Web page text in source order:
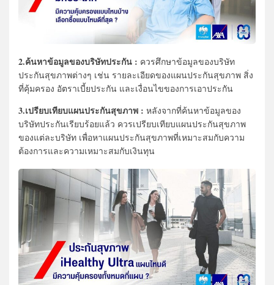
2.ค้นหาข้อมูลของบริษัทประกัน : ควรศึกษาข้อมูลของบริษัท
ประกันสุขภาพต่างๆ เช่น รายละเอียดของแผนประกันสุขภาพ สิ่ง
ที่คุ้มครอง อัตราเบี้ยประกัน และเงื่อนไขของการเอาประกัน
3.เปรียบเทียบแผนประกันสุขภาพ : หลังจากที่ค้นหาข้อมูลของ
บริษัทประกันเรียบร้อยแล้ว ควรเปรียบเทียบแผนประกันสุขภาพ
ของแต่ละบริษัท เพื่อหาแผนประกันสุขภาพที่เหมาะสมกับความ
ต้องการและความเหมาะสมกับเงินทุน